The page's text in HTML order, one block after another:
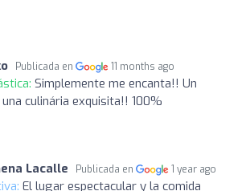
Publicada en 11 months ago
Simplemente me encanta!! Un
culinária exquisita!! 100%
Lacalle Publicada en 1 year ago
El lugar espectacular y la comida